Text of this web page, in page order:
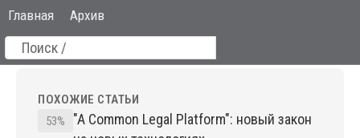
Главная Архив
ПОХОЖИЕ СТАТЬИ
53%
"A Common Legal Platform": новый закон